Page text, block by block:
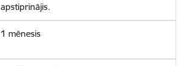
apstiprinājis.
1 mēnesis